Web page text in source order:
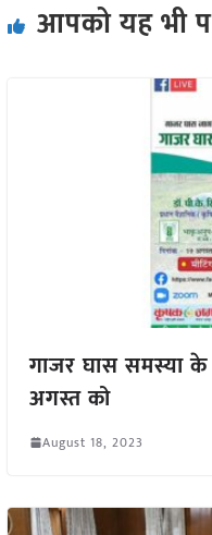
आपको यह भी
गाजर घास समस्या
अगस्त को
August 18, 2023